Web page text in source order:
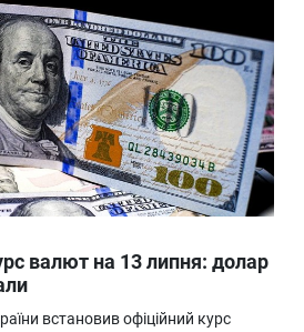
валют на 13 липня: долар
встановив офіційний курс